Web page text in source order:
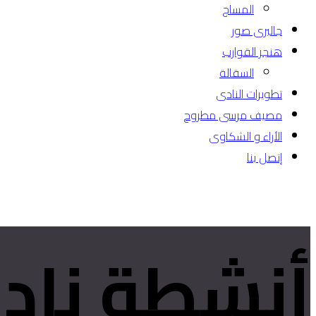
المساج
جاليرى صور
هنجر القوارب
السقالة
تطويرات النادى
مصيف مرسى مطروح
الأراء و الشكاوى
إتصل بنا